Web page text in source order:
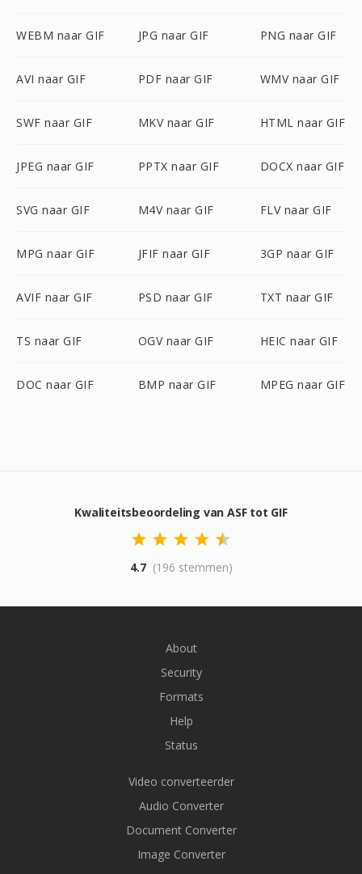
WEBM naar GIF JPG naar GIF PNG naar GIF
AVI naar GIF PDF naar GIF WMV naar GIF
SWF naar GIF MKV naar GIF HTML naar GIF
JPEG naar GIF PPTX naar GIF DOCX naar GIF
SVG naar GIF M4V naar GIF FLV naar GIF
MPG naar GIF JFIF naar GIF 3GP naar GIF
AVIF naar GIF PSD naar GIF TXT naar GIF
TS naar GIF OGV naar GIF HEIC naar GIF
DOC naar GIF BMP naar GIF MPEG naar GIF
Kwaliteitsbeoordeling van ASF tot GIF
4.7 (196 stemmen)
About
Security
Formats
Help
Status
Video converteerder
Audio Converter
Document Converter
Image Converter